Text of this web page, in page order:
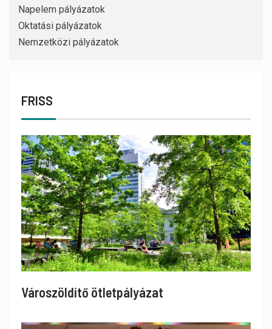
Napelem pályázatok
Oktatási pályázatok
Nemzetközi pályázatok
FRISS
Városzöldítő ötletpályázat